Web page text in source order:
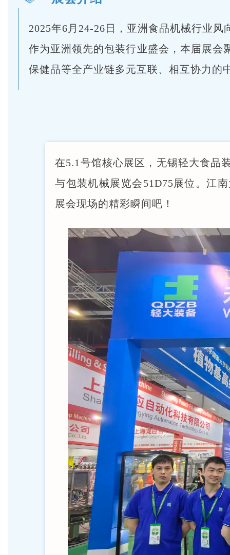
2025年6月24-26日，亚洲食品机械行业
作为亚洲领先的包装行业盛会，本届展会
保健品等全产业链多元互联、相互协力的
在5.1号馆核心展区，无锡轻大食品
与包装机械展览会51D75展位。江
展会现场的精彩瞬间吧！